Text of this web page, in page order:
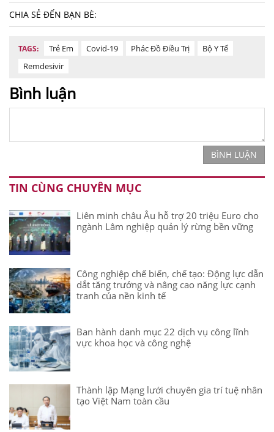
CHIA SẺ ĐẾN BẠN BÈ:
TAGS: Trẻ Em Covid-19 Phác Đồ Điều Trị
Bộ Y Tế
Remdesivir
Bình luận
BÌNH LUẬN
TIN CÙNG CHUYÊN MỤC
Liên minh châu Âu hỗ trợ 20 triệu Euro cho
ngành Lâm nghiệp quản lý rừng bền vững
Công nghiệp chế biến, chế tạo: Động lực dẫn
dắt tăng trưởng và nâng cao năng lực cạnh
tranh của nền kinh tế
Ban hành danh mục 22 dịch vụ công lĩnh
vực khoa học và công nghệ
Thành lập Mạng lưới chuyên gia trí tuệ nhân
tạo Việt Nam toàn cầu